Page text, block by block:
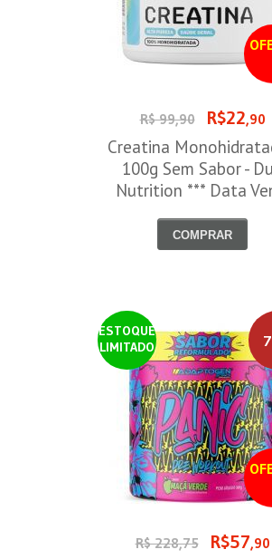
R$ 99,90 R$22,90
Creatina
100g Sem Sabor -
Nutrition *** Data
COMPRAR
ESTOQUE
LIMITADO
R$ 228,75 R$57,90